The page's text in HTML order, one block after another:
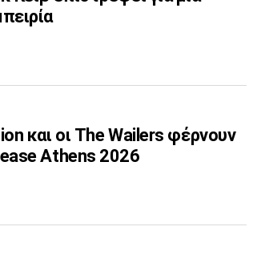
και οι The Wailers φέρνουν
Athens 2026